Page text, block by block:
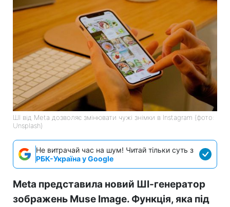
ШІ від Meta дозволяє змінювати чужі знімки в Instagram (фото:
Unsplash)
Не витрачай час на шум! Читай тільки суть з
РБК-Україна у Google
Meta представила новий ШІ-генератор
зображень Muse Image. Функція, яка під